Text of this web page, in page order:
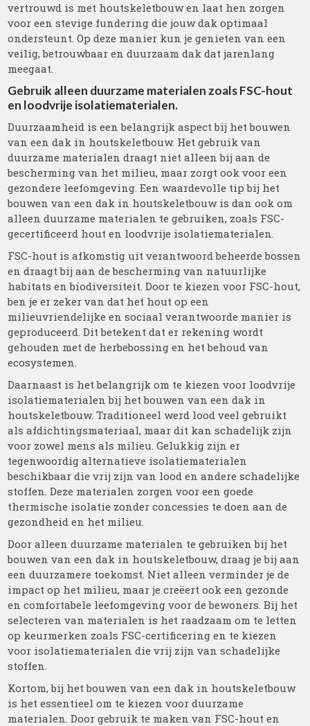
vertrouwd is met houtskeletbouw en laat hen zorgen
voor een stevige fundering die jouw dak optimaal
ondersteunt. Op deze manier kun je genieten van een
veilig, betrouwbaar en duurzaam dak dat jarenlang
meegaat.
Gebruik alleen duurzame materialen zoals FSC-hout
en loodvrije isolatiematerialen.
Duurzaamheid is een belangrijk aspect bij het bouwen
van een dak in houtskeletbouw. Het gebruik van
duurzame materialen draagt niet alleen bij aan de
bescherming van het milieu, maar zorgt ook voor een
gezondere leefomgeving. Een waardevolle tip bij het
bouwen van een dak in houtskeletbouw is dan ook om
alleen duurzame materialen te gebruiken, zoals FSC-
gecertificeerd hout en loodvrije isolatiematerialen.
FSC-hout is afkomstig uit verantwoord beheerde bossen
en draagt bij aan de bescherming van natuurlijke
habitats en biodiversiteit. Door te kiezen voor FSC-hout,
ben je er zeker van dat het hout op een
milieuvriendelijke en sociaal verantwoorde manier is
geproduceerd. Dit betekent dat er rekening wordt
gehouden met de herbebossing en het behoud van
ecosystemen.
Daarnaast is het belangrijk om te kiezen voor loodvrije
isolatiematerialen bij het bouwen van een dak in
houtskeletbouw. Traditioneel werd lood veel gebruikt
als afdichtingsmateriaal, maar dit kan schadelijk zijn
voor zowel mens als milieu. Gelukkig zijn er
tegenwoordig alternatieve isolatiematerialen
beschikbaar die vrij zijn van lood en andere schadelijke
stoffen. Deze materialen zorgen voor een goede
thermische isolatie zonder concessies te doen aan de
gezondheid en het milieu.
Door alleen duurzame materialen te gebruiken bij het
bouwen van een dak in houtskeletbouw, draag je bij aan
een duurzamere toekomst. Niet alleen verminder je de
impact op het milieu, maar je creëert ook een gezonde
en comfortabele leefomgeving voor de bewoners. Bij het
selecteren van materialen is het raadzaam om te letten
op keurmerken zoals FSC-certificering en te kiezen
voor isolatiematerialen die vrij zijn van schadelijke
stoffen.
Kortom, bij het bouwen van een dak in houtskeletbouw
is het essentieel om te kiezen voor duurzame
materialen. Door gebruik te maken van FSC-hout en